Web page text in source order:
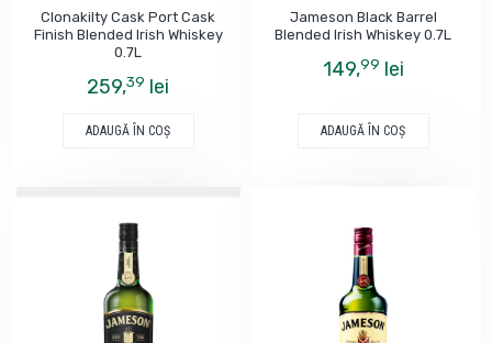
Clonakilty Cask Port Cask
Finish Blended Irish Whiskey
0.7L
259,39 lei
ADAUGĂ ÎN COŞ
Jameson Black Barrel
Blended Irish Whiskey 0.7L
149,99 lei
ADAUGĂ ÎN COŞ